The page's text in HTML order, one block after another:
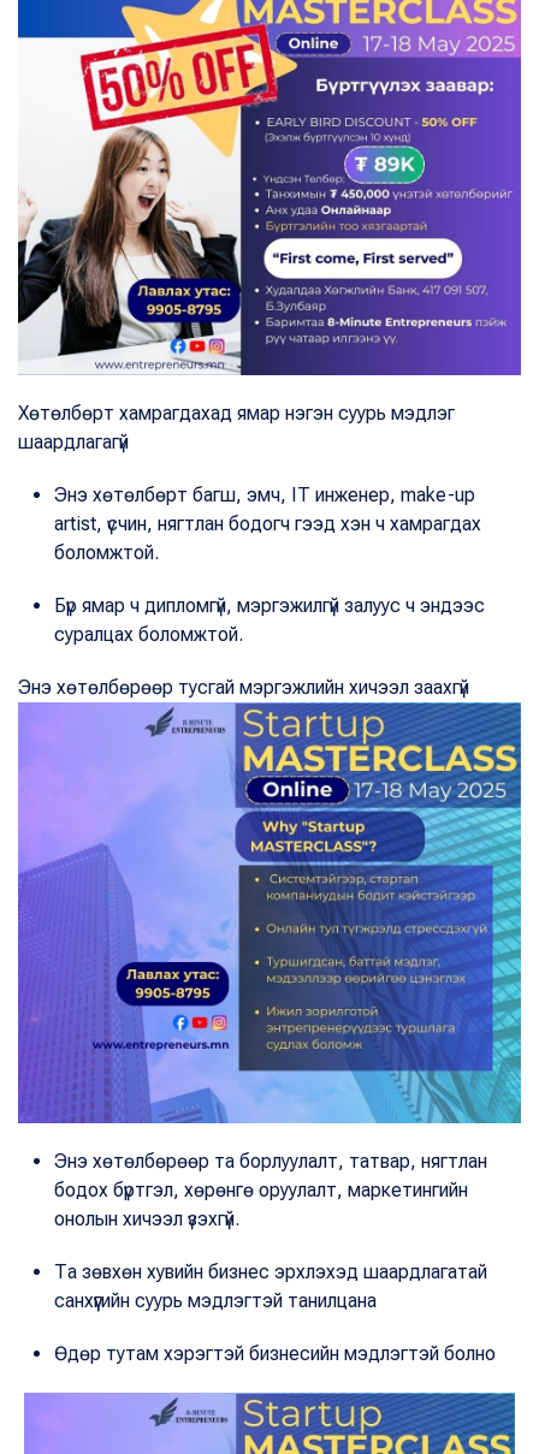
Хөтөлбөрт хамрагдахад ямар нэгэн суурь мэдлэг
шаардлагагүй
Энэ хөтөлбөрт багш, эмч, IT инженер, make-up
artist, үсчин, нягтлан бодогч гээд хэн ч хамрагдах
боломжтой.
Бүр ямар ч дипломгүй, мэргэжилгүй залуус ч эндээс
суралцах боломжтой.
Энэ хөтөлбөрөөр тусгай мэргэжлийн хичээл заахгүй
Энэ хөтөлбөрөөр та борлуулалт, татвар, нягтлан
бодох бүртгэл, хөрөнгө оруулалт, маркетингийн
онолын хичээл үзэхгүй.
Та зөвхөн хувийн бизнес эрхлэхэд шаардлагатай
санхүүгийн суурь мэдлэгтэй танилцана
Өдөр тутам хэрэгтэй бизнесийн мэдлэгтэй болно